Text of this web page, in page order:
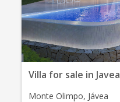
Villa for sale in Javea
Monte Olimpo, Jávea